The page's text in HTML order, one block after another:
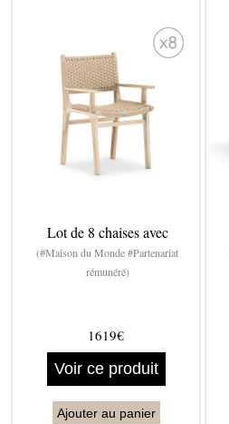
Lot de 8 chaises avec
(#Maison du Monde #Partenariat
rémunéré)
1619€
Voir ce produit
Ajouter au panier